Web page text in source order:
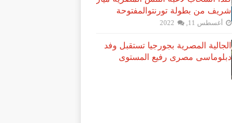
شريف​ من بطولة ​تورنتو​المفتوحة
أغسطس 11, 2022
الجالية المصرية بجورجيا تستقبل وفد
دبلوماسى مصرى رفيع المستوى